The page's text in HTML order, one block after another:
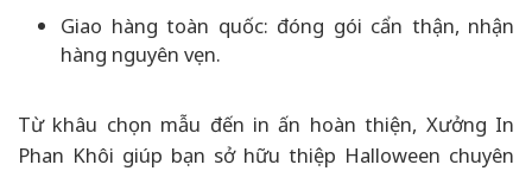
Giao hàng toàn quốc: đóng gói cẩn thận, nhận
hàng nguyên vẹn.
Từ khâu chọn mẫu đến in ấn hoàn thiện, Xưởng In
Phan Khôi giúp bạn sở hữu thiệp Halloween chuyên